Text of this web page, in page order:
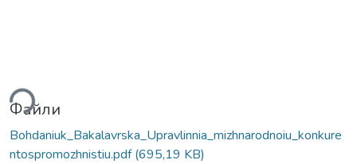
Файли
Bohdaniuk_Bakalavrska_Upravlinnia_mizhnarodnoiu_konkure
ntospromozhnistiu.pdf(695,19 KB)